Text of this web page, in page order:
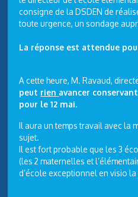
consigne de la DSDEN de
toute urgence, un sondage
La réponse est attendue
A cette heure, M. Ravaud,
peut rien avancer
pour le 12 mai.
Il aura un temps travail avec la
sujet.
Il est fort probable que les 3
(les 2 maternelles et
d’école exceptionnel en visio